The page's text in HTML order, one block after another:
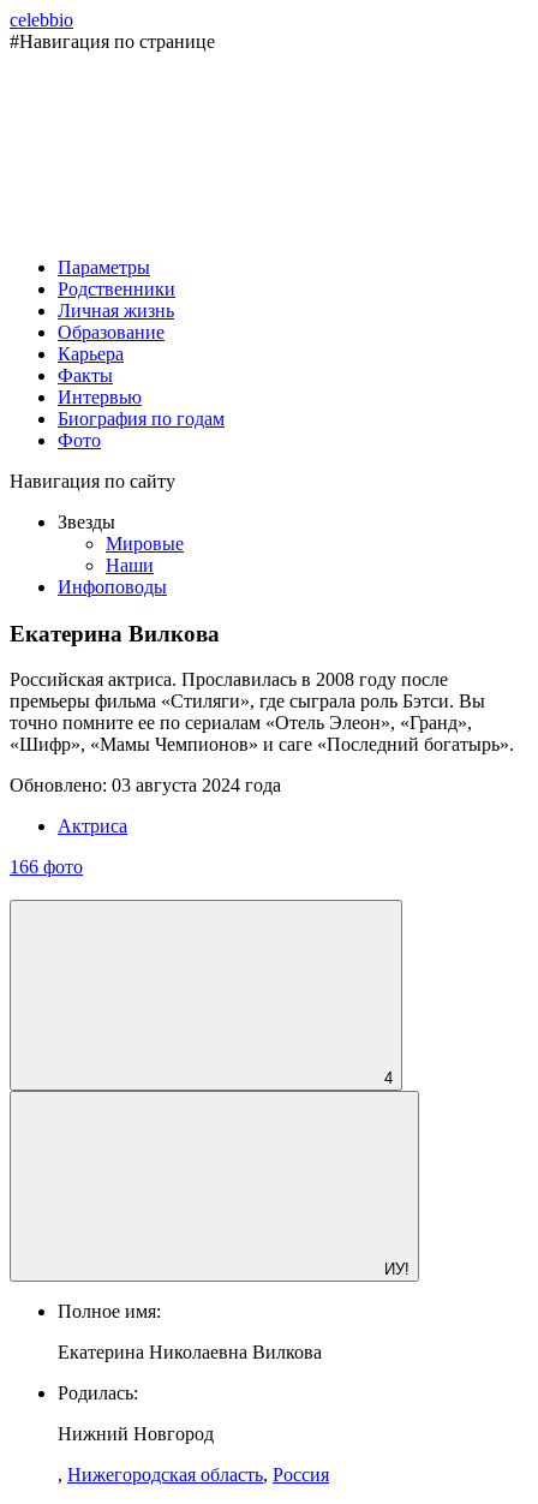
celebbio
#Навигация по странице
Параметры
Родственники
Личная жизнь
Образование
Карьера
Факты
Интервью
Биография по годам
Фото
Навигация по сайту
Звезды
Мировые
Наши
Инфоповоды
Екатерина Вилкова
Российская актриса. Прославилась в 2008 году после
премьеры фильма «Стиляги», где сыграла роль Бэтси. Вы
точно помните ее по сериалам «Отель Элеон», «Гранд»,
«Шифр», «Мамы Чемпионов» и саге «Последний богатырь».
Обновлено: 03 августа 2024 года
Актриса
166 фото
4
ИУ!
Полное имя:
Екатерина Николаевна Вилкова
Родилась:
Нижний Новгород
, Нижегородская область, Россия